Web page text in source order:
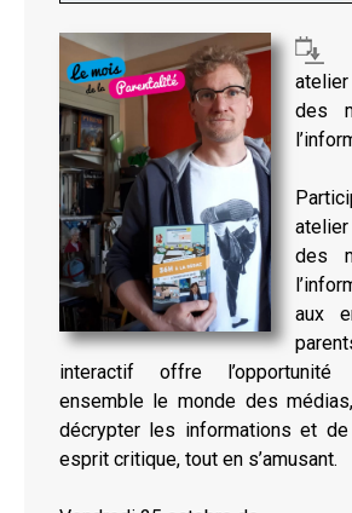
des
des
aux
interactif offre
ensemble le monde des
décrypter les informations et
esprit critique, tout en s’amusant.